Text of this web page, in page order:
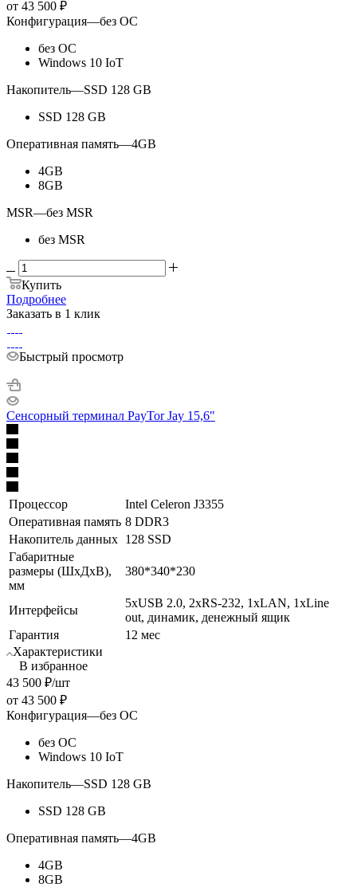
от 43 500 ₽
Конфигурация—без ОС
без ОС
Windows 10 IoT
Накопитель—SSD 128 GB
SSD 128 GB
Оперативная память—4GB
4GB
8GB
MSR—без MSR
без MSR
Купить
Подробнее
Заказать в 1 клик
Быстрый просмотр
Сенсорный терминал PayTor Jay 15,6"
Процессор
Intel Celeron J3355
Оперативная память 8 DDR3
Накопитель данных 128 SSD
Габаритные
размеры (ШхДхВ),
мм
380*340*230
Интерфейсы
5хUSB 2.0, 2хRS-232, 1хLAN, 1хLine
out, динамик, денежный ящик
Гарантия
12 мес
Характеристики
В избранное
43 500 ₽/шт
от 43 500 ₽
Конфигурация—без ОС
без ОС
Windows 10 IoT
Накопитель—SSD 128 GB
SSD 128 GB
Оперативная память—4GB
4GB
8GB